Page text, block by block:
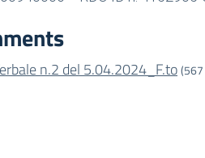
n.2 del 5.04.2024_F.to